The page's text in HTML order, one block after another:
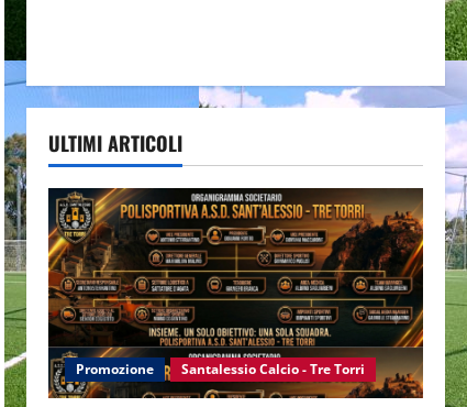
ULTIMI ARTICOLI
Promozione Santalessio Calcio - Tre Torri